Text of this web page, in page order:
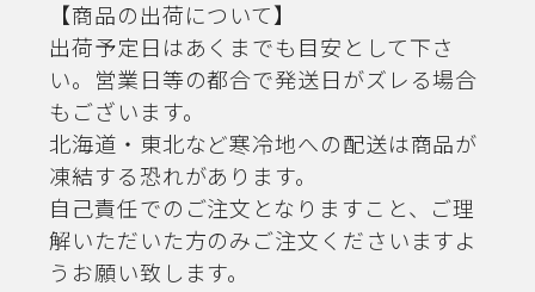
【商品の出荷について】
出荷予定日はあくまでも目安として下さ
い。営業日等の都合で発送日がズレる場合
もございます。
北海道・東北など寒冷地への配送は商品が
凍結する恐れがあります。
自己責任でのご注文となりますこと、ご理
解いただいた方のみご注文くださいますよ
うお願い致します。